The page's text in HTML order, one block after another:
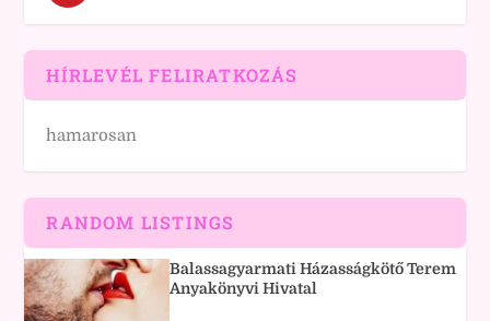
HÍRLEVÉL FELIRATKOZÁS
hamarosan
RANDOM LISTINGS
Balassagyarmati Házasságkötő Terem
Anyakönyvi Hivatal